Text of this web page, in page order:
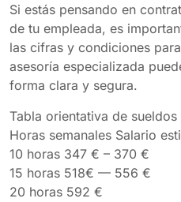
Si estás pensando en
de tu empleada, es
las cifras y condiciones
asesoría especializada
forma clara y segura.
Tabla orientativa de sueldos
Horas semanales Salario
10 horas 347 € – 370 €
15 horas 518€ — 556 €
20 horas 592 €